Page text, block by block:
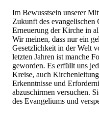
Im Bewusstsein unserer
Zukunft des evangelischen
Erneuerung der Kirche in
Wir meinen, dass nur ein
Gesetzlichkeit in der Welt
letzten Jahren ist manche
geworden. Es erfüllt uns
Kreise, auch
Erkenntnisse und
abzuschirmen versuchen.
des Evangeliums und